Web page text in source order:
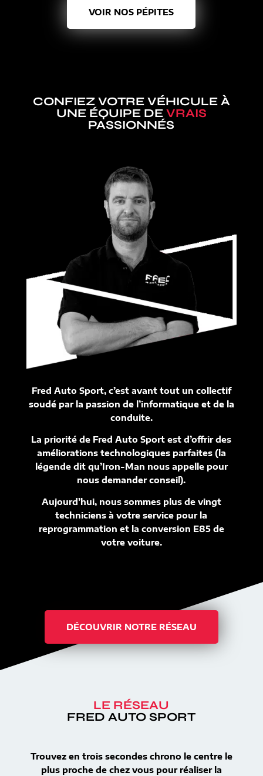
VOIR NOS PÉPITES
CONFIEZ VOTRE VÉHICULE À
UNE ÉQUIPE DE VRAIS
PASSIONNÉS
Fred Auto Sport, c’est avant tout un collectif
soudé par la passion de l’informatique et de la
conduite.
La priorité de Fred Auto Sport est d’offrir des
améliorations technologiques parfaites (la
légende dit qu’Iron-Man nous appelle pour
nous demander conseil).
Aujourd’hui, nous sommes plus de vingt
techniciens à votre service pour la
reprogrammation et la conversion E85 de
votre voiture.
DÉCOUVRIR NOTRE RÉSEAU
LE RÉSEAU
FRED AUTO SPORT
Trouvez en trois secondes chrono le centre le
plus proche de chez vous pour réaliser la